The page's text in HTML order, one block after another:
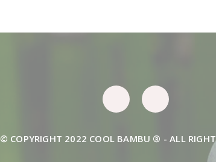
© COPYRIGHT 2022 COOL BAMBU ® - ALL